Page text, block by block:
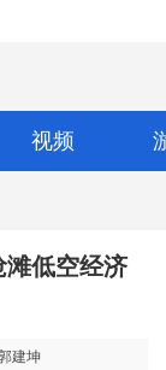
视频
滩低空经济
建坤